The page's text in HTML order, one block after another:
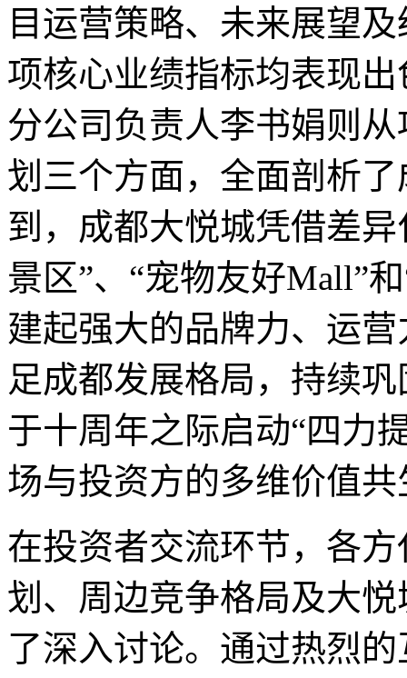
目运营策略、未来展望
项核心业绩指标均表现
分公司负责人李书娟则
划三个方面，全面剖析
到，成都大悦城凭借差
景区”、“宠物友好Mall”
建起强大的品牌力、运
足成都发展格局，持续
于十周年之际启动“四力
场与投资方的多维价值共
在投资者交流环节，各
划、周边竞争格局及大
了深入讨论。通过热烈